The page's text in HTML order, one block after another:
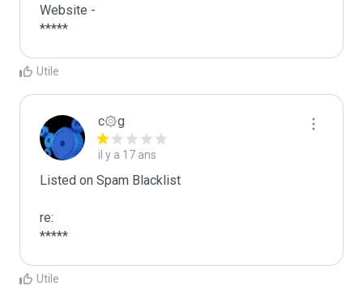
Website -
Utile
c۞g
il y a 17 ans
Listed on Spam Blacklist
re:
*****
Utile